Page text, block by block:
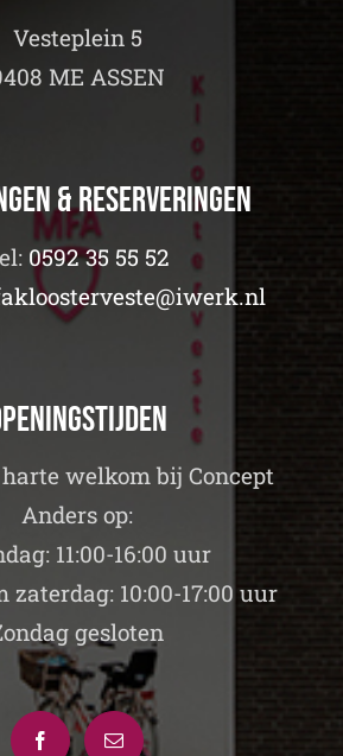
Vesteplein 5
ME ASSEN
& Reserveringen
0592 35 55 52
welkom bij Concept
Anders op:
11:00-16:00 uur
zaterdag: 10:00-17:00 uur
gesloten